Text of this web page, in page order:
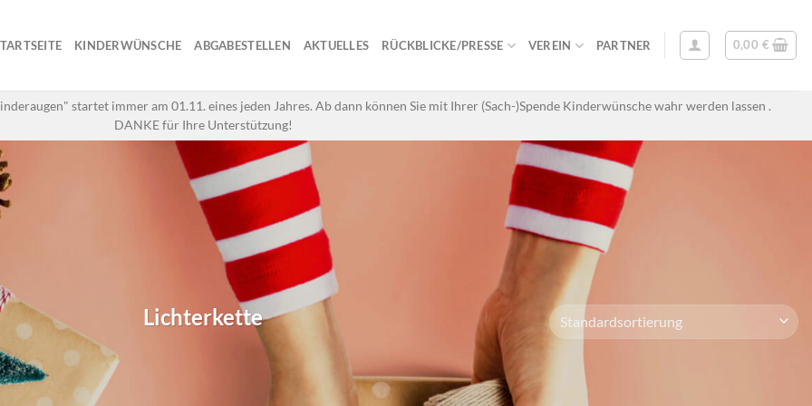
KINDERWÜNSCHE ABGABESTELLEN AKTUELLES RÜCKBLICKE/PRESSE VEREIN PARTNER 0,00 €
startet immer am 01.11. eines jeden Jahres. Ab dann können Sie mit Ihrer (Sach-)Spende Kinderwünsche wahr werden lassen .
DANKE für Ihre Unterstützung!
Lichterkette